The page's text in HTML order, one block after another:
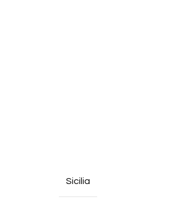
Sicilia